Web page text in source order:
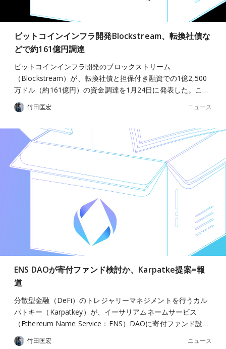
ビットコインインフラ開発Blockstream、転換社債な
どで約161億円調達
ビットコインインフラ開発のブロックストリーム
（Blockstream）が、転換社債と担保付き融資での1億2,500
万ドル（約161億円）の資金調達を1月24日に発表した。こ…
竹田匡宏 ニュース
ENS DAOが寄付ファンド検討か、Karpatke提案=報
道
分散型金融（DeFi）のトレジャリーマネジメントを行うカル
パトキー（Karpatkey）が、イーサリアムネームサービス
（Ethereum Name Service：ENS）DAOに寄付ファンド設…
竹田匡宏 ニュース